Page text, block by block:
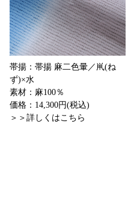
帯揚：帯揚 麻二色暈／鼡(ね
ず)×水
素材：麻100％
価格：14,300円(税込)
＞＞詳しくはこちら